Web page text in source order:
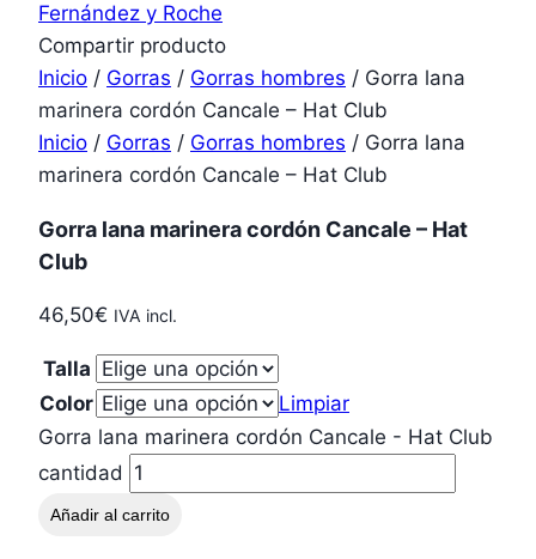
Fernández y Roche
Compartir producto
Inicio / Gorras / Gorras hombres / Gorra lana
marinera cordón Cancale – Hat Club
Inicio / Gorras / Gorras hombres / Gorra lana
marinera cordón Cancale – Hat Club
Gorra lana marinera cordón Cancale – Hat
Club
46,50€ IVA incl.
Talla
Color
Limpiar
Gorra lana marinera cordón Cancale - Hat Club
cantidad
Añadir al carrito